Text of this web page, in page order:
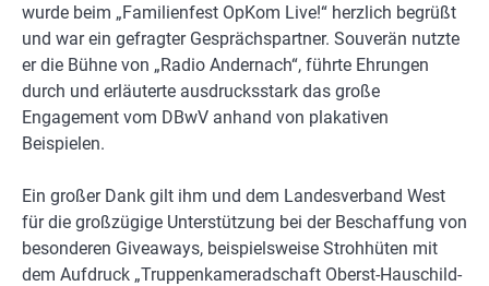
wurde beim „Familienfest OpKom Live!“ herzlich begrüßt
und war ein gefragter Gesprächspartner. Souverän nutzte
er die Bühne von „Radio Andernach“, führte Ehrungen
durch und erläuterte ausdrucksstark das große
Engagement vom DBwV anhand von plakativen
Beispielen.
Ein großer Dank gilt ihm und dem Landesverband West
für die großzügige Unterstützung bei der Beschaffung von
besonderen Giveaways, beispielsweise Strohhüten mit
dem Aufdruck „Truppenkameradschaft Oberst-Hauschild-